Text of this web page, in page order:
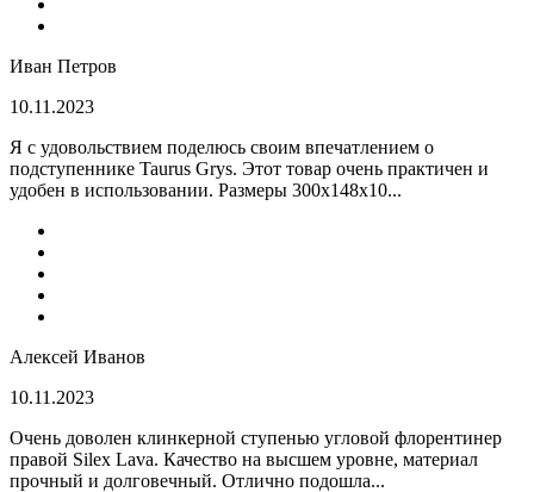
Иван Петров
10.11.2023
Я с удовольствием поделюсь своим впечатлением о
подступеннике Taurus Grys. Этот товар очень практичен и
удобен в использовании. Размеры 300х148х10...
Алексей Иванов
10.11.2023
Очень доволен клинкерной ступенью угловой флорентинер
правой Silex Lava. Качество на высшем уровне, материал
прочный и долговечный. Отлично подошла...